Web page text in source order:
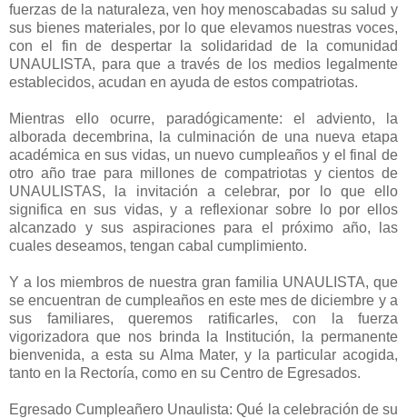
fuerzas de la naturaleza, ven hoy menoscabadas su salud y
sus bienes materiales, por lo que elevamos nuestras voces,
con el fin de despertar la solidaridad de la comunidad
UNAULISTA, para que a través de los medios legalmente
establecidos, acudan en ayuda de estos compatriotas.
Mientras ello ocurre, paradógicamente: el adviento, la
alborada decembrina, la culminación de una nueva etapa
académica en sus vidas, un nuevo cumpleaños y el final de
otro año trae para millones de compatriotas y cientos de
UNAULISTAS, la invitación a celebrar, por lo que ello
significa en sus vidas, y a reflexionar sobre lo por ellos
alcanzado y sus aspiraciones para el próximo año, las
cuales deseamos, tengan cabal cumplimiento.
Y a los miembros de nuestra gran familia UNAULISTA, que
se encuentran de cumpleaños en este mes de diciembre y a
sus familiares, queremos ratificarles, con la fuerza
vigorizadora que nos brinda la Institución, la permanente
bienvenida, a esta su Alma Mater, y la particular acogida,
tanto en la Rectoría, como en su Centro de Egresados.
Egresado Cumpleañero Unaulista: Qué la celebración de su